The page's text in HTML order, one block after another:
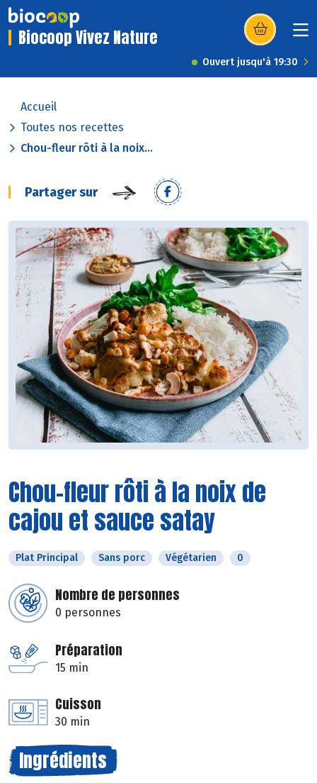
Biocoop Vivez Nature (s’ouvre dans
Ouvert jusqu'à 19:30
Accueil
Toutes nos recettes
Chou-fleur rôti à la noix...
Partager sur
Chou-fleur rôti à la noix de
cajou et sauce satay
Plat Principal Sans porc Végétarien 0
Nombre de personnes
0 personnes
Préparation
15 min
Cuisson
30 min
Ingrédients